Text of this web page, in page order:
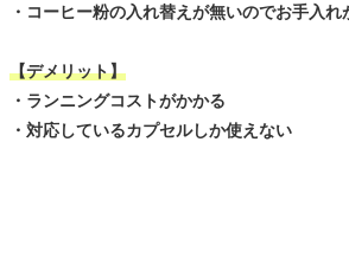
・コーヒー粉の入れ替えが無いのでお手入れ
【デメリット】
・ランニングコストがかかる
・対応しているカプセルしか使えない